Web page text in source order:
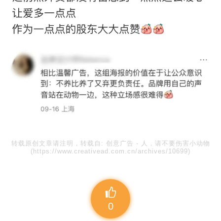
转载原创文章请注明，转载自: 创意广告 - 人，请不要伤害小动物
(https://www.creativead.com.cn/archives/10699)
0